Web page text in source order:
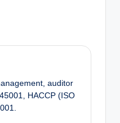
auditor
HACCP (ISO